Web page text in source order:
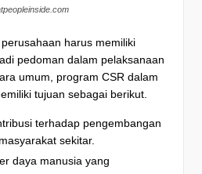
harus memiliki
pedoman dalam pelaksanaan
umum, program CSR dalam
tujuan sebagai berikut.
terhadap pengembangan
sekitar.
daya manusia yang